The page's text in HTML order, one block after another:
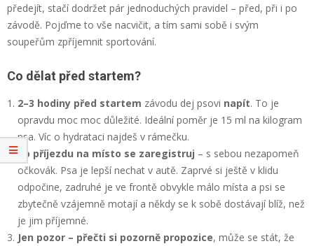
předejít, stačí dodržet pár jednoduchých pravidel – před, při i po
závodě. Pojďme to vše nacvičit, a tím sami sobě i svým
soupeřům zpříjemnit sportování.
Co dělat před startem?
2–3 hodiny před startem závodu dej psovi napít. To je
opravdu moc moc důležité. Ideální poměr je 15 ml na kilogram
psa. Víc o hydrataci najdeš v rámečku.
Po příjezdu na místo se zaregistruj – s sebou nezapomeň
očkovák. Psa je lepší nechat v autě. Zaprvé si ještě v klidu
odpočine, zadruhé je ve frontě obvykle málo místa a psi se
zbytečně vzájemně motají a někdy se k sobě dostávají blíž, než
je jim příjemné.
Jen pozor – přečti si pozorně propozice, může se stát, že